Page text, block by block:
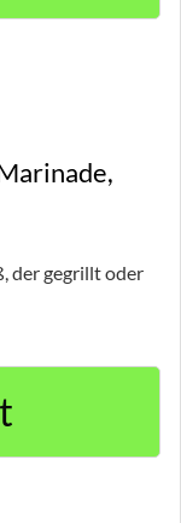
der gegrillt oder